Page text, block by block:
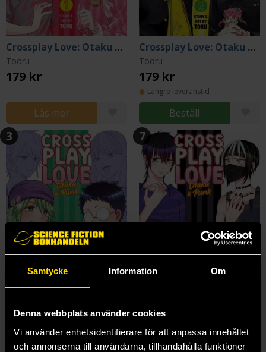
Samtycke Information Om
Denna webbplats använder cookies
Vi använder enhetsidentifierare för att anpassa innehållet
och annonserna till användarna, tillhandahålla funktioner
Crossplay Love: Otaku x Punk Vol. 1
Tooru
179 kr
Läs mer
Crossplay Love: Otaku x Punk Vol. 2
Tooru
179 kr
Längre leveranstid
Beställ
3
Crossplay Love: Otaku x Punk Vol. 3
Tooru
179 kr
7
Tooru
44 kr Ord.179 kr